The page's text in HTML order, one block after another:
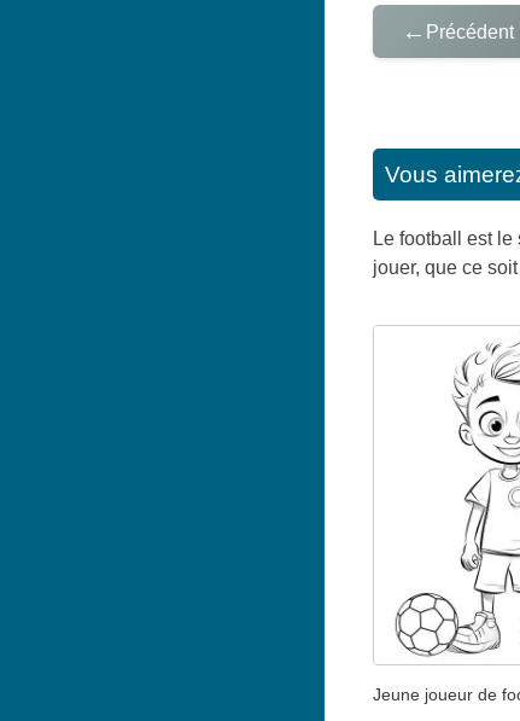
← Précédent
Vous
Le football est
jouer, que ce
Jeune joueur de